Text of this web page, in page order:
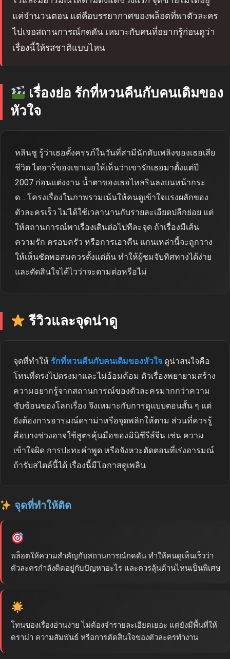
แค่จำนวนตอน แต่คือบรรยากาศของพล็อตที่พาตัวละคร
ไปเจอสถานการณ์กดดัน เหมาะกับคนที่อยากรู้ก่อนดูว่า
เรื่องนี้ให้รสชาติแบบไหน
เรื่องย่อ รักที่หวนคืนกับคนเดิมของ
หัวใจ
หลินชู รู้ว่าเธอตั้งครรภ์ในวันที่สามีนักดับเพลิงของเธอเสีย
ชีวิต ไดอารี่ของเขาเผยให้เห็นว่าเขารักเธอมาตั้งแต่ปี
2007 ก่อนแต่งงาน น้ำตาของเธอไหลรินลงบนหน้ากระ
ด… โครงเรื่องในภาพรวมเน้นให้คนดูเข้าใจแรงผลักของ
ตัวละครเร็ว ไม่ได้ใช้เวลานานกับรายละเอียดปลีกย่อย แต่
ให้สถานการณ์พาเรื่องเดินต่อไปทีละจุด ถ้าเรื่องมีเส้น
ความรัก ครอบครัว หรือการเอาคืน แกนเหล่านี้จะถูกวาง
ให้เห็นชัดพอสมควรตั้งแต่ต้น ทำให้ผู้ชมจับทิศทางได้ง่าย
และตัดสินใจได้ไวว่าจะตามต่อหรือไม่
รีวิวและจุดน่าดู
จุดที่ทำให้ รักที่หวนคืนกับคนเดิมของหัวใจ ดูน่าสนใจคือ
โทนที่ตรงไปตรงมาและไม่อ้อมค้อม ตัวเรื่องพยายามสร้าง
ความอยากรู้จากสถานการณ์ของตัวละครมากกว่าความ
ซับซ้อนของโลกเรื่อง จึงเหมาะกับการดูแบบตอนสั้น ๆ แต่
ยังต้องการอารมณ์ดราม่าหรือจุดพลิกให้ตาม ส่วนที่ควรรู้
คือบางช่วงอาจใช้สูตรคุ้นมือของมินิซีรีส์จีน เช่น ความ
เข้าใจผิด การปะทะคำพูด หรือจังหวะตัดตอนที่เร่งอารมณ์
ถ้ารับสไตล์นี้ได้ เรื่องนี้มีโอกาสดูเพลิน
จุดที่ทำให้ติด
พล็อตให้ความสำคัญกับสถานการณ์กดดัน ทำให้คนดูเห็นเร็วว่า
ตัวละครกำลังติดอยู่กับปัญหาอะไร และควรลุ้นด้านไหนเป็นพิเศษ
โทนของเรื่องอ่านง่าย ไม่ต้องจำรายละเอียดเยอะ แต่ยังมีพื้นที่ให้
ดราม่า ความสัมพันธ์ หรือการตัดสินใจของตัวละครทำงาน